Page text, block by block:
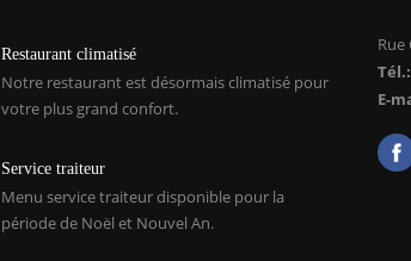
Restaurant climatisé
Notre restaurant est désormais climatisé pour
votre plus grand confort.
Service traiteur
Menu service traiteur disponible pour la
période de Noël et Nouvel An.
Rue
Tél.:
E-